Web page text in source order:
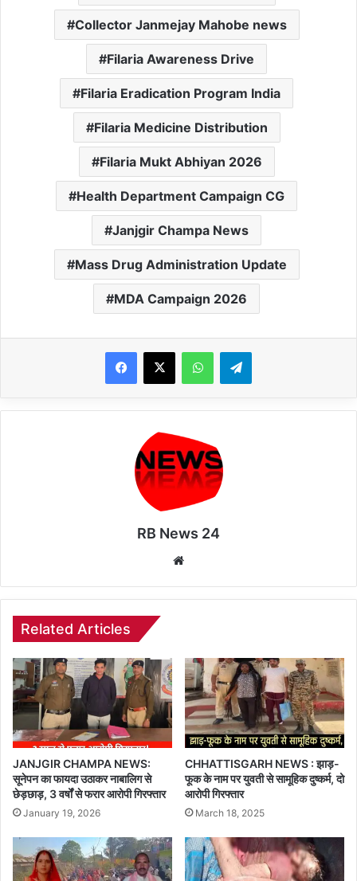
Collector Janmejay Mahobe news
Filaria Awareness Drive
Filaria Eradication Program India
Filaria Medicine Distribution
Filaria Mukt Abhiyan 2026
Health Department Campaign CG
Janjgir Champa News
Mass Drug Administration Update
MDA Campaign 2026
WhatsAppTelegram
RB News 24
Related Articles
JANJGIR CHAMPA NEWS:
सूनेपन का फायदा उठाकर नाबालिग से
छेड़छाड़, 3 वर्षों से फरार आरोपी गिरफ्तार
January 19, 2026
CHHATTISGARH NEWS : झाड़-
फूक के नाम पर युवती से सामूहिक दुष्कर्म, दो
आरोपी गिरफ्तार
March 18, 2025